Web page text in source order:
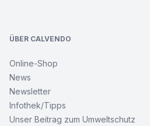
ÜBER CALVENDO
Online-Shop
News
Newsletter
Infothek/Tipps
Unser Beitrag zum Umweltschutz